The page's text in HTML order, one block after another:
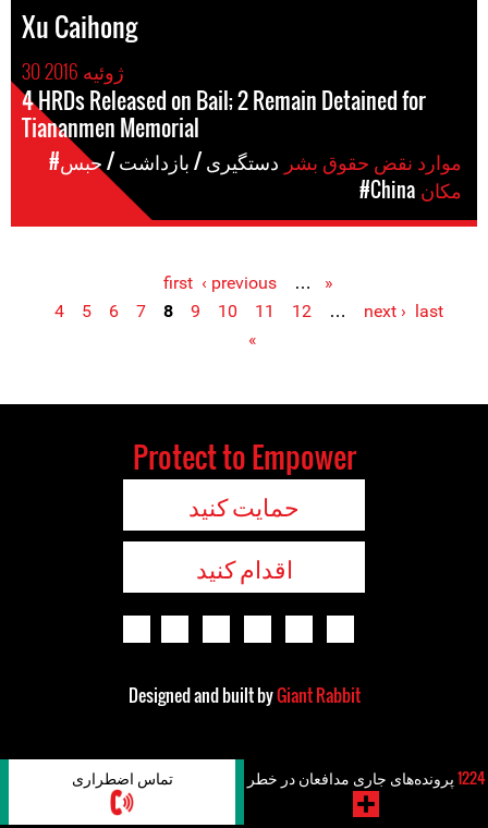
Xu Caihong
30 ژوئیه 2016
4 HRDs Released on Bail; 2 Remain Detained for
Tiananmen Memorial
#دستگیری / بازداشت / حبس
#China
Pages
« first
‹ previous
…
4
5 6 7 8 9 10 11 12 … next › last
»
Protect to Empower
حمایت کنید
اقدام کنید
Designed and built byGiant Rabbit
تماس اضطراری 1224پرونده‌های جاری مدافعان در خطر